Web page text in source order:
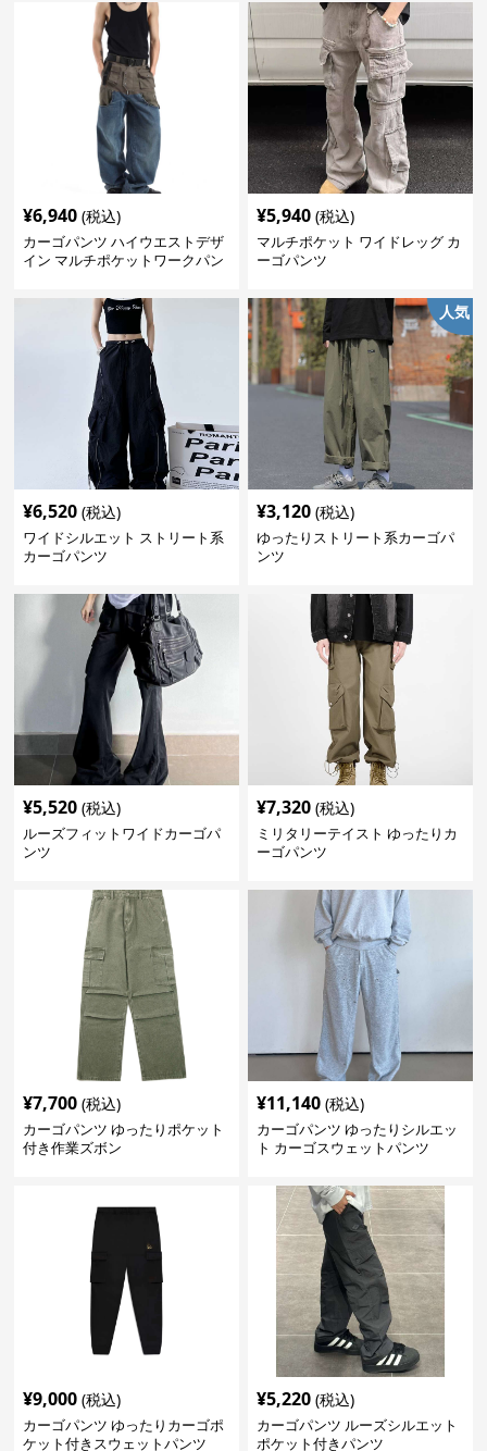
¥6,940 (税込)
カーゴパンツ ハイウエストデザ
イン マルチポケットワークパン
¥5,940 (税込)
マルチポケット ワイドレッグ カ
ーゴパンツ
¥6,520 (税込)
ワイドシルエット ストリート系
カーゴパンツ
人気
¥3,120 (税込)
ゆったりストリート系カーゴパ
ンツ
¥5,520 (税込)
ルーズフィットワイドカーゴパ
ンツ
¥7,320 (税込)
ミリタリーテイスト ゆったりカ
ーゴパンツ
¥7,700 (税込)
カーゴパンツ ゆったりポケット
付き作業ズボン
¥11,140 (税込)
カーゴパンツ ゆったりシルエッ
ト カーゴスウェットパンツ
¥9,000 (税込)
カーゴパンツ ゆったりカーゴポ
ケット付きスウェットパンツ
¥5,220 (税込)
カーゴパンツ ルーズシルエット
ポケット付きパンツ